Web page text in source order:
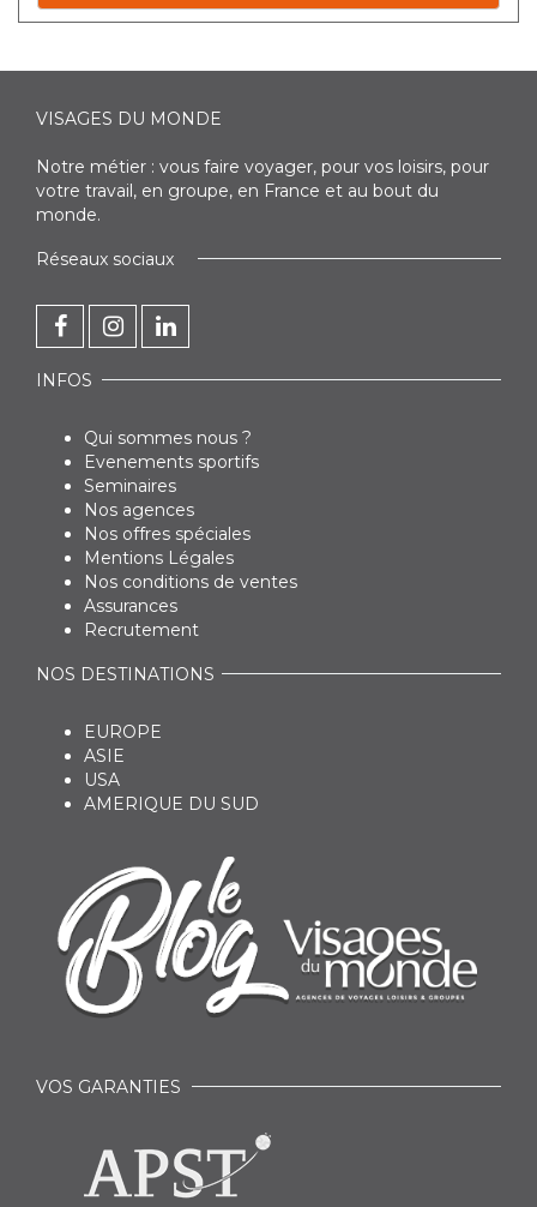
VISAGES DU MONDE
Notre métier : vous faire voyager, pour vos loisirs, pour
votre travail, en groupe, en France et au bout du
monde.
Réseaux sociaux
INFOS
Qui sommes nous ?
Evenements sportifs
Seminaires
Nos agences
Nos offres spéciales
Mentions Légales
Nos conditions de ventes
Assurances
Recrutement
NOS DESTINATIONS
EUROPE
ASIE
USA
AMERIQUE DU SUD
VOS GARANTIES